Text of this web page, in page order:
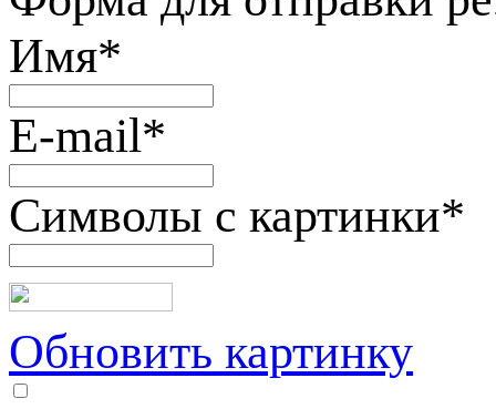
Имя*
E-mail*
Символы с картинки*
Обновить картинку